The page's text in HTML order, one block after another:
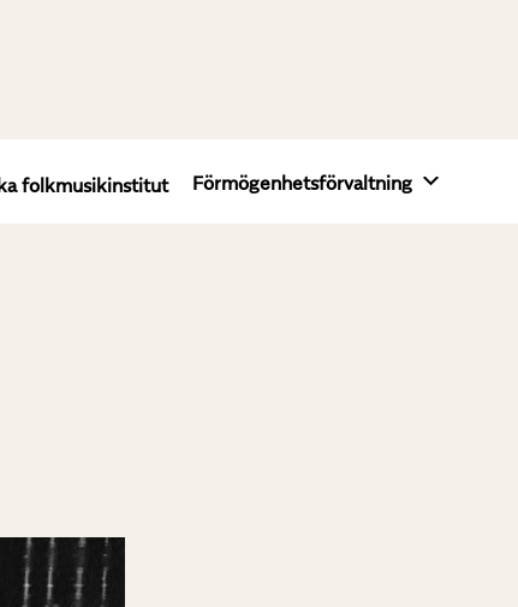
folkmusikinstitut Förmögenhetsförvaltning